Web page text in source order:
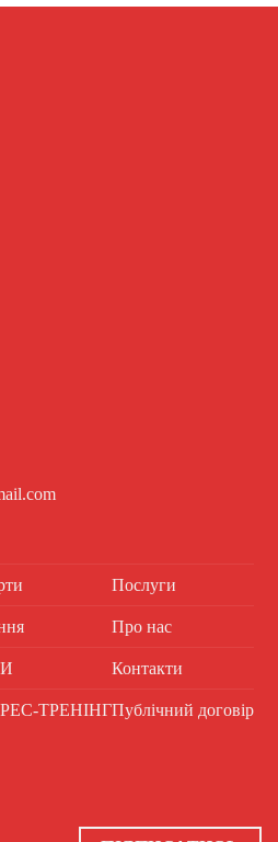
ТРЕНІНГ
Послуги
Про нас
Контакти
Публічний договір